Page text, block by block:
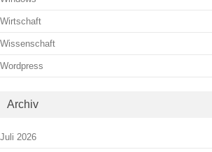
Wirtschaft
Wissenschaft
Wordpress
Archiv
Juli 2026